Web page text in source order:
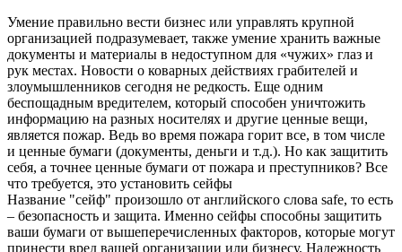
Умение правильно вести бизнес или управлять крупной
организацией подразумевает, также умение хранить важные
документы и материалы в недоступном для «чужих» глаз и
рук местах. Новости о коварных действиях грабителей и
злоумышленников сегодня не редкость. Еще одним
беспощадным вредителем, который способен уничтожить
информацию на разных носителях и другие ценные вещи,
является пожар. Ведь во время пожара горит все, в том числе
и ценные бумаги (документы, деньги и т.д.). Но как защитить
себя, а точнее ценные бумаги от пожара и преступников? Все
что требуется, это установить сейфы
Название "сейф" произошло от английского слова safe, то есть
– безопасность и защита. Именно сейфы способны защитить
ваши бумаги от вышеперечисленных факторов, которые могут
принести вред вашей организации или бизнесу. Надежность